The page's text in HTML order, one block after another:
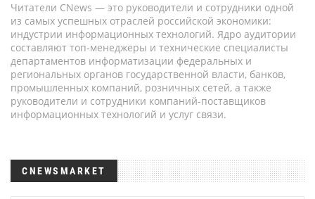
Читатели CNews — это руководители и сотрудники одной
из самых успешных отраслей российской экономики:
индустрии информационных технологий. Ядро аудитории
составляют топ-менеджеры и технические специалисты
департаментов информатизации федеральных и
региональных органов государственной власти, банков,
промышленных компаний, розничных сетей, а также
руководители и сотрудники компаний-поставщиков
информационных технологий и услуг связи.
CNEWSMARKET